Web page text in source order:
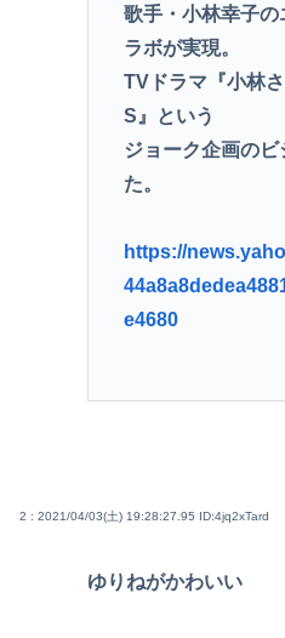
歌手・小林幸子の
ラボが実現。
TVドラマ『小林
S』という
ジョーク企画の
た。
https://
e4680
2 : 2021/04/03(土) 19:28:27.95 ID:4jq2xTard
ゆりねがかわいい